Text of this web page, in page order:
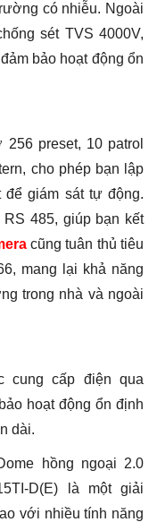
có nhiễu. Ngoài
sét TVS 4000V,
bảo hoạt động ổn
256 preset, 10 patrol
cho phép bạn lập
giám sát tự động.
485, giúp bạn kết
cũng tuân thủ tiêu
mang lại khả năng
trong nhà và ngoài
cung cấp điện qua
hoạt động ổn định
dài.
hồng ngoại 2.0
D(E) là một giải
với nhiều tính năng